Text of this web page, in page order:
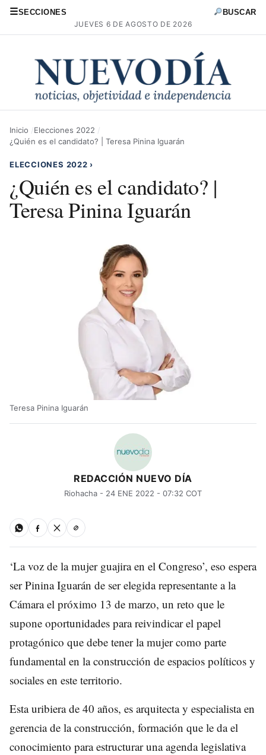
☰SECCIONES
JUEVES 6 DE AGOSTO DE 2026
BUSCAR
Inicio
Elecciones 2022
¿Quién es el candidato? | Teresa Pinina Iguarán
ELECCIONES 2022 ›
¿Quién es el candidato? |
Teresa Pinina Iguarán
Teresa Pinina Iguarán
REDACCIÓN NUEVO DÍA
Riohacha - 24 ENE 2022 - 07:32 COT
‘La voz de la mujer guajira en el Congreso’, eso espera
ser Pinina Iguarán de ser elegida representante a la
Cámara el próximo 13 de marzo, un reto que le
supone oportunidades para reivindicar el papel
protagónico que debe tener la mujer como parte
fundamental en la construcción de espacios políticos y
sociales en este territorio.
Esta uribiera de 40 años, es arquitecta y especialista en
gerencia de la construcción, formación que le da el
conocimiento para estructurar una agenda legislativa